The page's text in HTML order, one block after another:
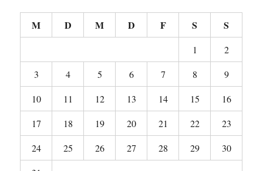
M D M D F S S
1
2
3
4 5 6 7 8
9
10
11 12 13 14 15
16
17
18 19 20 21 22
23
24
25 26 27 28 29
30